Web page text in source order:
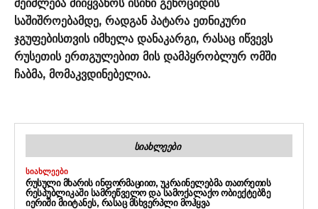
შეიძლება მიიყვანოს ისინი გენოციდის
საშიშროებამდე, რადგან პატარა ეთნიკური
ჯგუფებისთვის იმხელა დანაკარგი, რასაც იწვევს
რუსეთის ერთგულებით მის დამპყრობლურ ომში
ჩაბმა, მომაკვდინებელია.
ᲡᲘᲐᲮᲚᲔᲔᲑᲘ
ᲡᲘᲐᲮᲚᲔᲔᲑᲘ
ᲠᲣᲡᲣᲚᲘ ᲛᲮᲐᲠᲘᲡ ᲘᲜᲤᲝᲠᲛᲐᲪᲘᲘᲗ, ᲣᲙᲠᲐᲘᲜᲔᲚᲔᲑᲛᲐ ᲗᲐᲗᲠᲔᲗᲘᲡ
ᲠᲔᲡᲞᲣᲑᲚᲘᲙᲐᲨᲘ ᲡᲐᲛᲠᲔᲬᲕᲔᲚᲝ ᲓᲐ ᲡᲐᲛᲝᲥᲐᲚᲐᲥᲝ ᲝᲑᲘᲔᲥᲢᲔᲑᲖᲔ
ᲘᲔᲠᲘᲨᲘ ᲛᲘᲘᲢᲐᲜᲔᲡ, ᲠᲐᲡᲐᲪ ᲛᲡᲮᲕᲔᲠᲞᲚᲘ ᲛᲝᲰᲧᲕᲐ